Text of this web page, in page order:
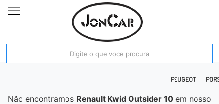
HONDA HYUNDAI JAC
PEUGEOT
Não encontramos Renault Kwid Outsider 10 em nosso